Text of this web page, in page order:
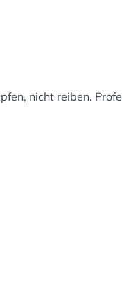
nicht reiben.